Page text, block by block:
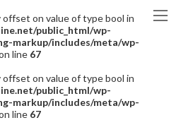
offset on value of type bool in
public_html/wp-
markup/includes/meta/wp-
line 67
offset on value of type bool in
public_html/wp-
markup/includes/meta/wp-
line 67